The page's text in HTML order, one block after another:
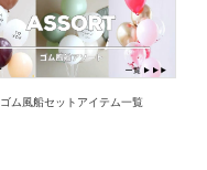
ゴム風船セットアイテム一覧